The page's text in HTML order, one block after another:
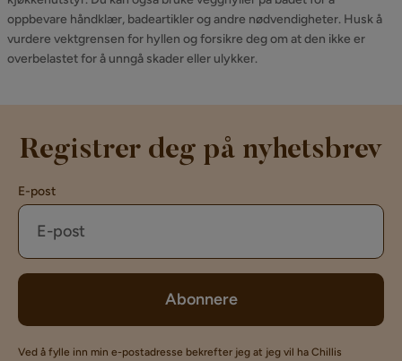
oppbevare håndklær, badeartikler og andre nødvendigheter. Husk å
vurdere vektgrensen for hyllen og forsikre deg om at den ikke er
overbelastet for å unngå skader eller ulykker.
Registrer deg på nyhetsbrev
E-post
Abonnere
Ved å fylle inn min e-postadresse bekrefter jeg at jeg vil ha Chillis